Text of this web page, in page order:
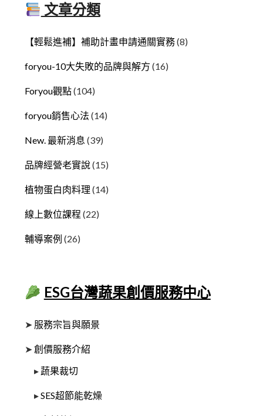
文章分類
【輕鬆進補】補助計畫申請通關實務(8)
foryou-10大失敗的品牌與解方 (16)
Foryou觀點(104)
foryou銷售心法 (14)
New. 最新消息 (39)
品牌經營老實說(15)
植物蛋白肉料理 (14)
線上數位課程 (22)
輔導案例 (26)
ESG台灣蔬果創價服務中心
➤ 服務宗旨與願景
➤創價服務介紹
▸ 蔬果裁切
▸SES超節能乾燥